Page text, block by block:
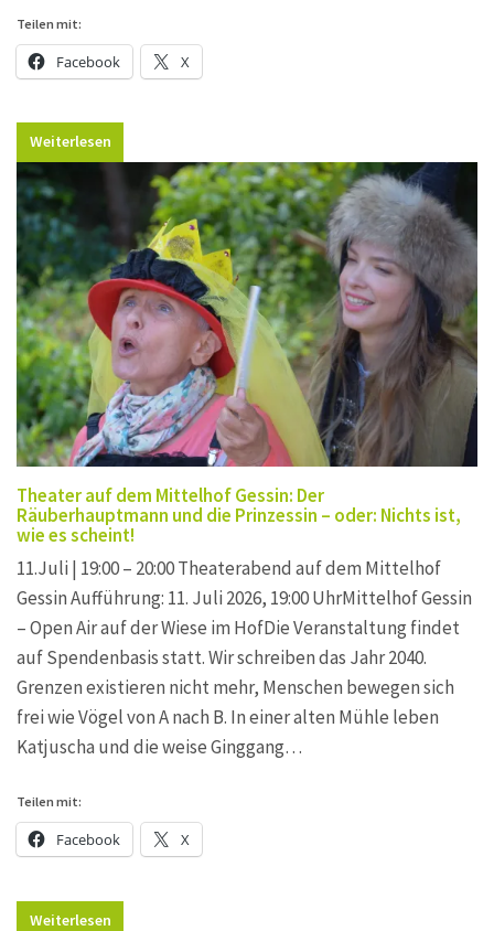
Teilen mit:
Facebook X
Weiterlesen
Theater auf dem Mittelhof Gessin: Der
Räuberhauptmann und die Prinzessin – oder: Nichts ist,
wie es scheint!
11.Juli | 19:00 – 20:00 Theaterabend auf dem Mittelhof
Gessin Aufführung: 11. Juli 2026, 19:00 UhrMittelhof Gessin
– Open Air auf der Wiese im HofDie Veranstaltung findet
auf Spendenbasis statt. Wir schreiben das Jahr 2040.
Grenzen existieren nicht mehr, Menschen bewegen sich
frei wie Vögel von A nach B. In einer alten Mühle leben
Katjuscha und die weise Ginggang…
Teilen mit:
Facebook X
Weiterlesen